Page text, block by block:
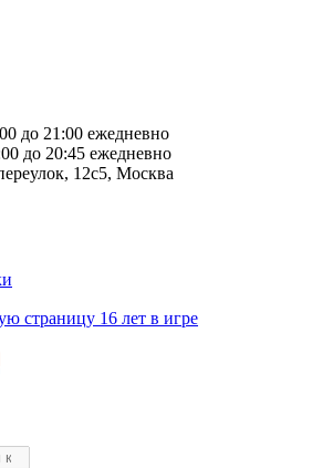
до 21:00 ежедневно
до 20:45 ежедневно
12с5, Москва
страницу 16 лет в игре